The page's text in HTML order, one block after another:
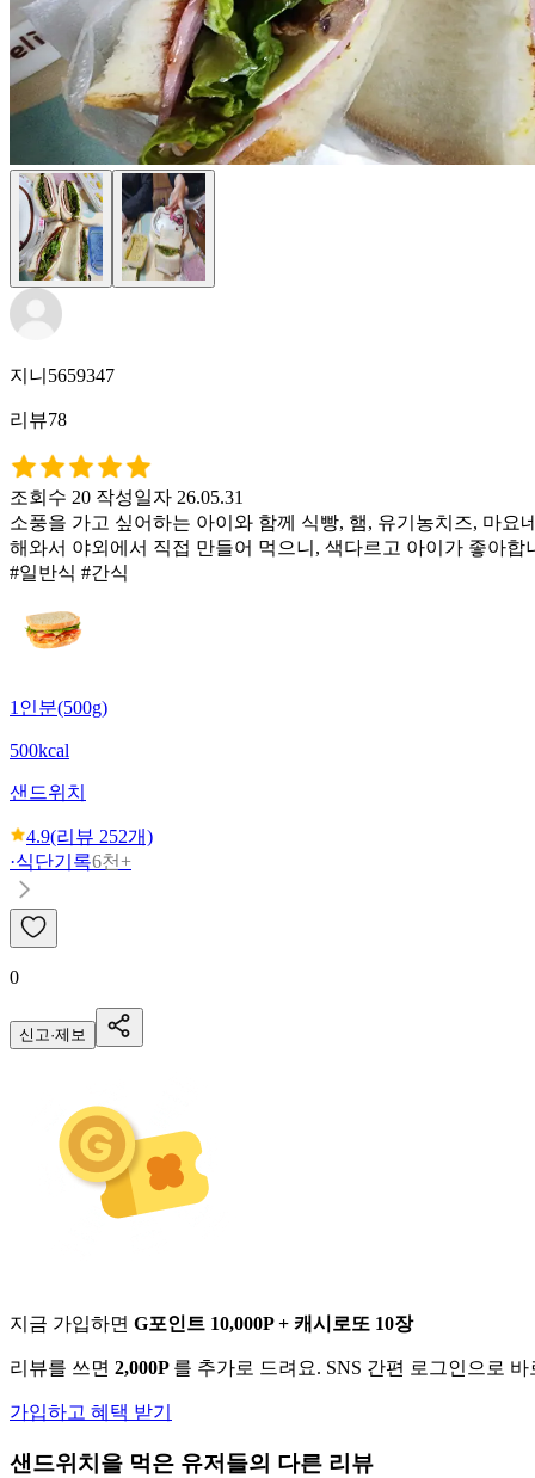
지니5659347
리뷰78
조회수 20 작성일자 26.05.31
소풍을 가고 싶어하는 아이와 함께 식빵, 햄, 유기농치즈, 마
해와서 야외에서 직접 만들어 먹으니, 색다르고 아이가 좋아합
#일반식 #간식
1인분(500g)
500kcal
샌드위치
4.9(리뷰 252개)
·식단기록6천+
0
신고·제보
지금 가입하면 G포인트 10,000P + 캐시로또 10장
리뷰를 쓰면 2,000P 를 추가로 드려요. SNS 간편 로그인으로
가입하고 혜택 받기
샌드위치 을 먹은 유저들의 다른 리뷰